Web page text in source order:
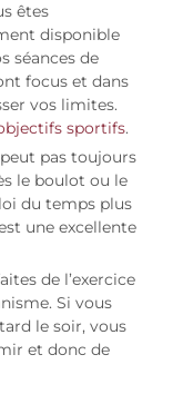
êtes
disponible
séances de
focus et dans
vos limites.
sportifs.
pas toujours
le boulot ou le
du temps plus
une excellente
de l’exercice
Si vous
le soir, vous
et donc de